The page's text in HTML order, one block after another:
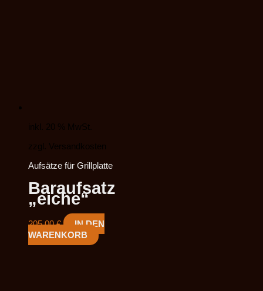
inkl. 20 % MwSt.
zzgl. Versandkosten
Aufsätze für Grillplatte
Baraufsatz
„eiche“
205,00€
IN DEN
WARENKORB